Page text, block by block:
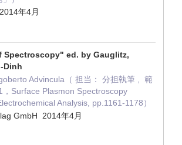
年4月
Spectroscopy" ed. by Gauglitz,
Dinh
Advincula（ 担当： 分担執筆 , 範
，Surface Plasmon Spectroscopy
Analysis, pp.1161-1178）
GmbH 2014年4月